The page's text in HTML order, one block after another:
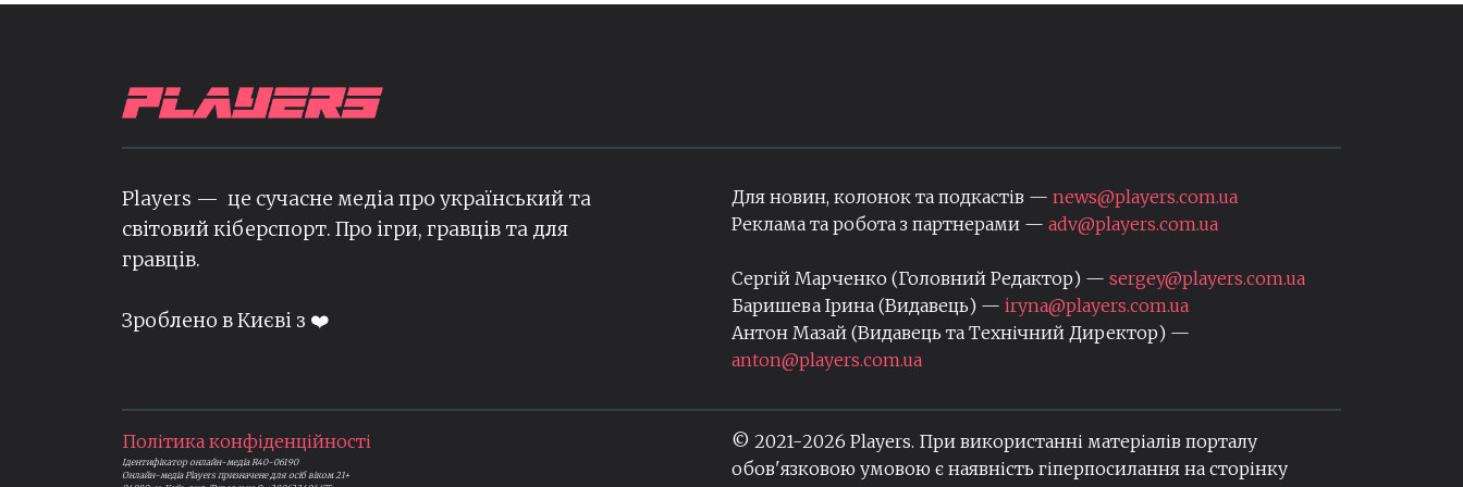
Players — це сучасне медіа про український та
світовий кіберспорт. Про ігри, гравців та для
гравців.
Зроблено в Києві з ❤️
Для новин, колонок та подкастів — news@players.com.ua
Реклама та робота з партнерами — adv@players.com.ua
Сергій Марченко (Головний Редактор) — sergey@players.com.ua
Баришева Ірина (Видавець) — iryna@players.com.ua
Антон Мазай (Видавець та Технічний Директор) —
anton@players.com.ua
Політика конфіденційності
Ідентифікатор онлайн-медіа R40-06190
Онлайн-медіа Players призначене для осіб віком 21+
© 2021-2026 Players. При використанні матеріалів порталу
обов'язковою умовою є наявність гіперпосилання на сторінку